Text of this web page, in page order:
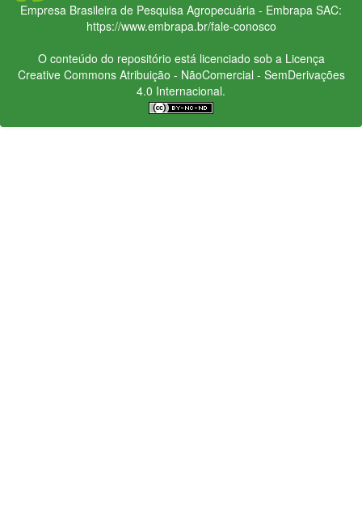
Empresa Brasileira de Pesquisa Agropecuária - Embrapa SAC:
https://www.embrapa.br/fale-conosco
O conteúdo do repositório está licenciado sob a Licença
Creative CommonsAtribuição - NãoComercial - SemDerivações
4.0 Internacional.